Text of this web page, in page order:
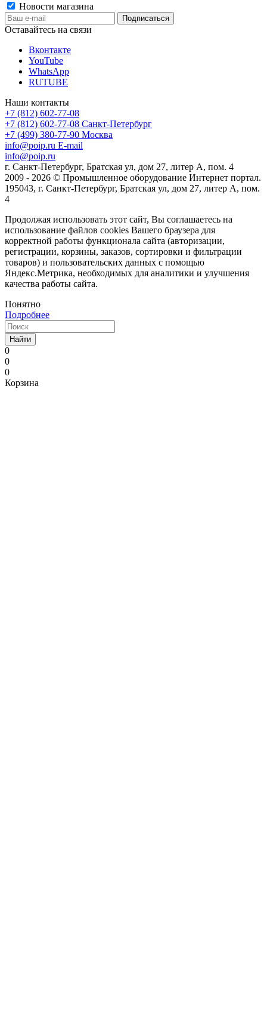
Новости магазина
Оставайтесь на связи
Вконтакте
YouTube
WhatsApp
RUTUBE
Наши контакты
+7 (812) 602-77-08
+7 (812) 602-77-08 Санкт-Петербург
+7 (499) 380-77-90 Москва
info@poip.ru E-mail
info@poip.ru
г. Санкт-Петербург, Братская ул, дом 27, литер А, пом. 4
2009 - 2026 © Промышленное оборудование Интернет портал.
195043, г. Санкт-Петербург, Братская ул, дом 27, литер А, пом.
4
Продолжая использовать этот сайт, Вы соглашаетесь на
использование файлов cookies Вашего браузера для
корректной работы функционала сайта (авторизации,
регистрации, корзины, заказов, сортировки и фильтрации
товаров) и пользовательских данных с помощью
Яндекс.Метрика, необходимых для аналитики и улучшения
качества работы сайта.
Понятно
Подробнее
Найти
0
0
0
Корзина